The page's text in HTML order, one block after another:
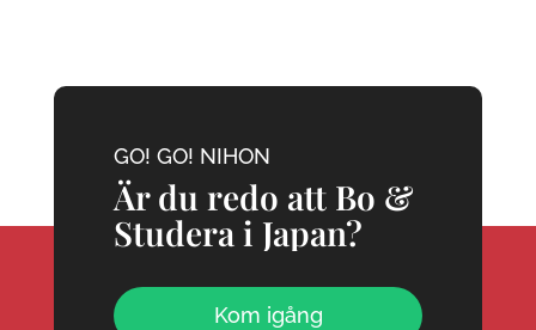
GO! GO! NIHON
Är du redo att Bo &
Studera i Japan?
Kom igång